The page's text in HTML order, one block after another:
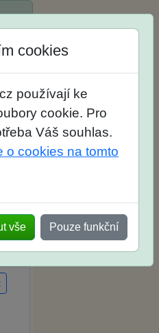
cookies
používají ke
cookie. Pro
Váš souhlas.
o cookies na tomto
vše Pouze funkční